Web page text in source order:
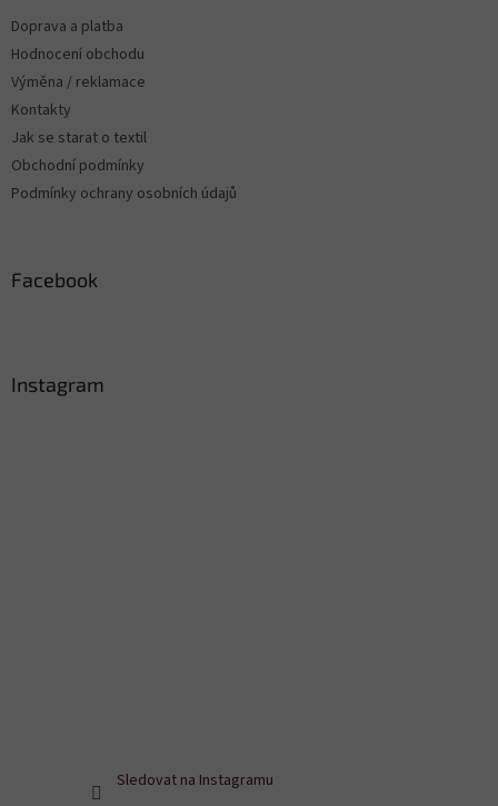
Doprava a platba
Hodnocení obchodu
Výměna / reklamace
Kontakty
Jak se starat o textil
Obchodní podmínky
Podmínky ochrany osobních údajů
Facebook
Instagram
Sledovat na Instagramu